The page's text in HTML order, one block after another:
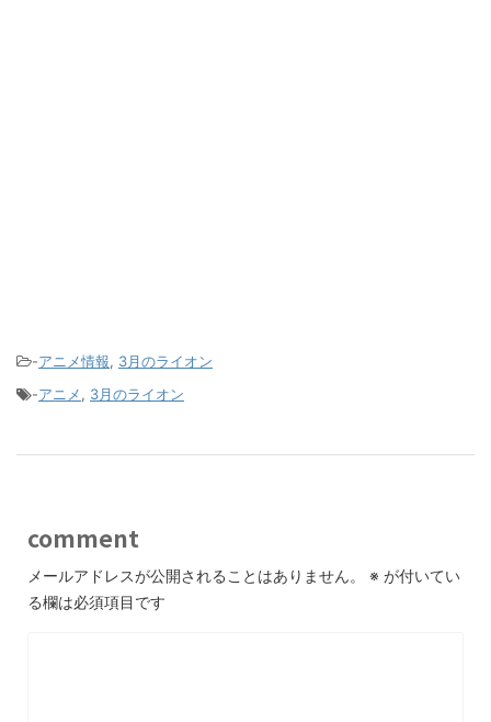
-アニメ情報, 3月のライオン
-アニメ, 3月のライオン
comment
メールアドレスが公開されることはありません。 ※ が付いてい
る欄は必須項目です